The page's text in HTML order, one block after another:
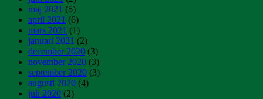
maj 2021 (5)
april 2021 (6)
mars 2021 (1)
januari 2021 (2)
december 2020 (3)
november 2020 (3)
september 2020 (3)
augusti 2020 (4)
juli 2020 (2)